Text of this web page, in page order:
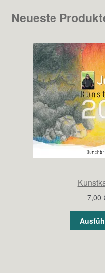
Neueste
7,00